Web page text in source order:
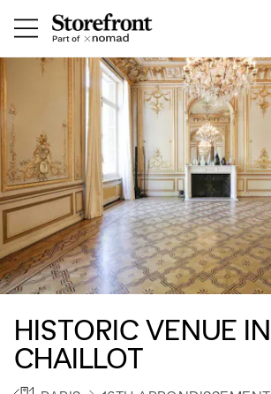
HISTORIC VENUE IN
CHAILLOT